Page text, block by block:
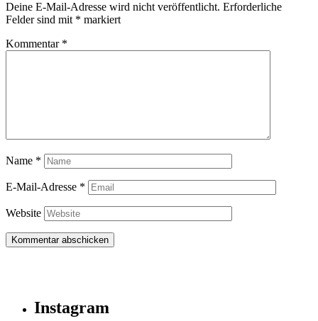
Deine E-Mail-Adresse wird nicht veröffentlicht. Erforderliche
Felder sind mit * markiert
Kommentar *
Name *
E-Mail-Adresse *
Website
Instagram